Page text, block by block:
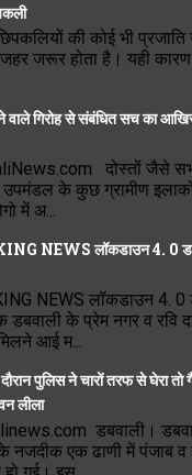
की कोई भी प्रजाति
जरूर होता है। यही
वाले गिरोह से संबंधित सच का
दोस्तों जैसे
उपमंडल के कुछ ग्रामीण
में अ...
NEWS लॉकडाउन 4. 0
NEWS लॉकडाउन 4. 0
डबवाली के प्रेम नगर व रवि
आई म...
पुलिस ने चारों तरफ से घेरा तो
लीला
डबवाली।
के नजदीक एक ढाणी में पंजाब व